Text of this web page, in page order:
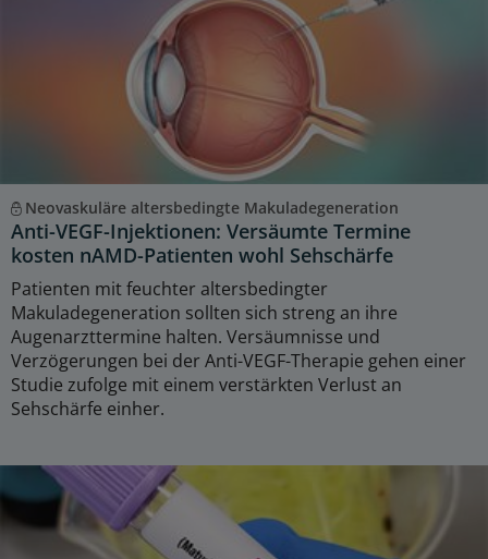
Neovaskuläre altersbedingte Makuladegeneration
Anti-VEGF-Injektionen: Versäumte Termine
kosten nAMD-Patienten wohl Sehschärfe
Patienten mit feuchter altersbedingter
Makuladegeneration sollten sich streng an ihre
Augenarzttermine halten. Versäumnisse und
Verzögerungen bei der Anti-VEGF-Therapie gehen einer
Studie zufolge mit einem verstärkten Verlust an
Sehschärfe einher.